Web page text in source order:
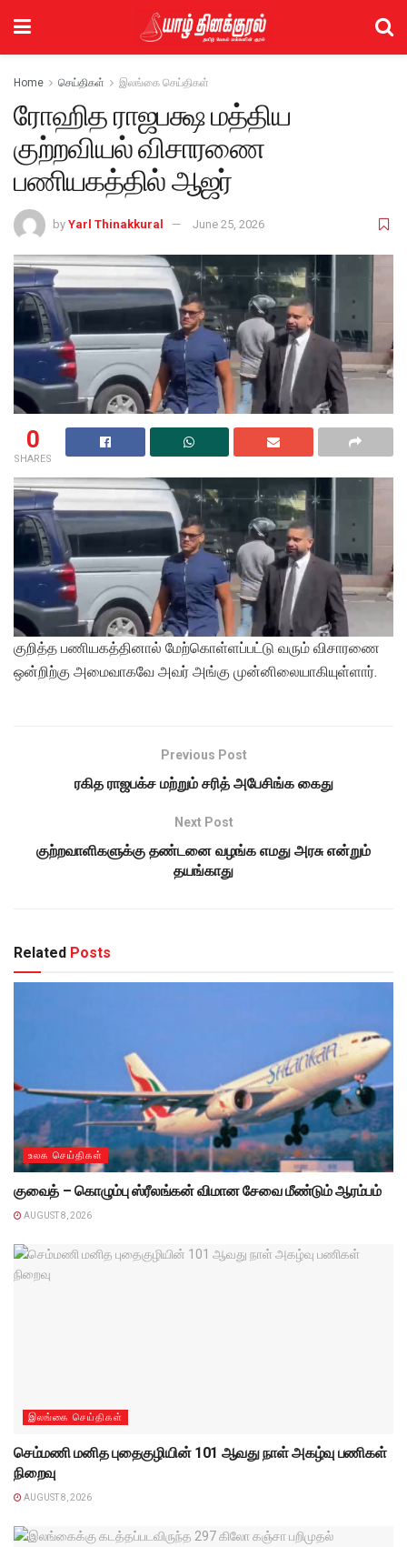
Home செய்திகள் இலங்கை செய்திகள்
ரோஹித ராஜபக்ஷ மத்திய
குற்றவியல் விசாரணை
பணியகத்தில் ஆஜர்
by Yarl Thinakkural June 25, 2026
0
SHARES
குறித்த பணியகத்தினால் மேற்கொள்ளப்பட்டு வரும் விசாரணை
ஒன்றிற்கு அமைவாகவே அவர் அங்கு முன்னிலையாகியுள்ளார்.
Previous Post
ரகித ராஜபக்ச மற்றும் சரித் அபேசிங்க கைது
Next Post
குற்றவாளிகளுக்கு தண்டனை வழங்க எமது அரசு என்றும்
தயங்காது
Related Posts
உலக செய்திகள்
குவைத் – கொழும்பு ஸ்ரீலங்கன் விமான சேவை மீண்டும் ஆரம்பம்
AUGUST 8, 2026
இலங்கை செய்திகள்
செம்மணி மனித புதைகுழியின் 101 ஆவது நாள் அகழ்வு பணிகள்
நிறைவு
AUGUST 8, 2026